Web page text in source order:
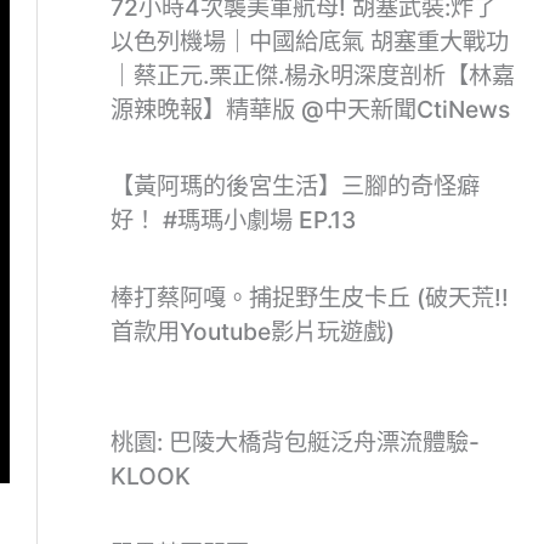
72小時4次襲美軍航母! 胡塞武裝:炸了
以色列機場｜中國給底氣 胡塞重大戰功
｜蔡正元.栗正傑.楊永明深度剖析【林嘉
源辣晚報】精華版 @中天新聞CtiNews
【黃阿瑪的後宮生活】三腳的奇怪癖
好！ #瑪瑪小劇場 EP.13
棒打蔡阿嘎。捕捉野生皮卡丘 (破天荒!!
首款用Youtube影片玩遊戲)
桃園: 巴陵大橋背包艇泛舟漂流體驗-
KLOOK